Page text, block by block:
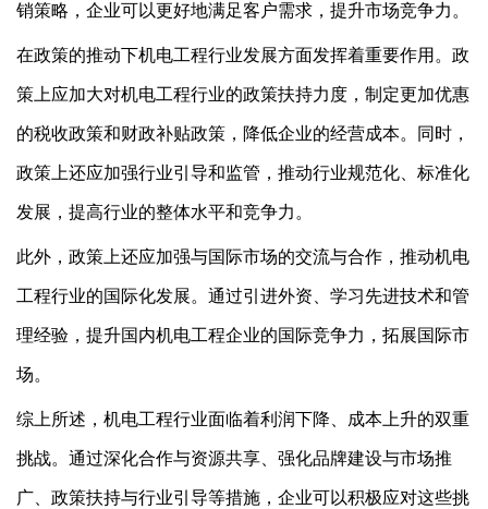
销策略，企业可以更好地满足客户需求，提升市场竞争力。
在政策的推动 下机电工程行业发展方面发挥着重要作用。政
策上应加大对机电工程行业的政策扶持力度，制定更加优惠
的税收政策和财政补贴政策，降低企业的经营成本。同时，
政策上还应加强行业引导和监管，推动行业规范化、标准化
发展，提高行业的整体水平和竞争力。
此外，政策上还应加强与国际市场的交流与合作，推动机电
工程行业的国际化发展。通过引进外资、学习先进技术和管
理经验，提升国内机电工程企业的国际竞争力，拓展国际市
场。
综上所述，机电工程行业面临着利润下降、成本上升的双重
挑战。通过深化合作与资源共享、强化品牌建设与市场推
广、政策扶持与行业引导等措施，企业可以积极应对这些挑